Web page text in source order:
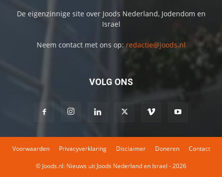
De eigenzinnige site over Joods Nederland, Jodendom en
Israel
Neem contact met ons op: redactie@joods.nl
VOLG ONS
Voorwaarden Privacyverklaring Disclaimer Doneren Contact
© Joods.nl: Nieuws uit Joods Nederland en Israel - 2026